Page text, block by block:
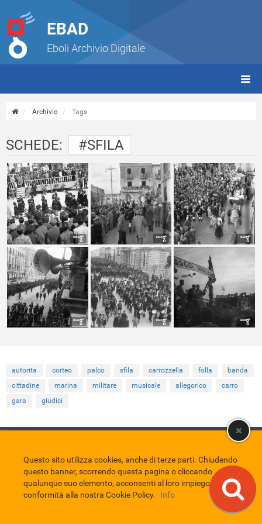
EBAD
Eboli Archivio Digitale
Archivio Tags
SCHEDE: #SFILA
autorita corteo palco sfila carrozzella folla
banda
cittadine
marina militare musicale allegorico
carro
gara
giudici
Credits
EBAD
Eboli Archivio Digitale
Questo sito utilizza cookies, anche di terze parti. Chiudendo
questo banner, scorrendo questa pagina o cliccando
qualunque suo elemento, acconsenti al loro impiego in
conformità alla nostra Cookie Policy.
Info